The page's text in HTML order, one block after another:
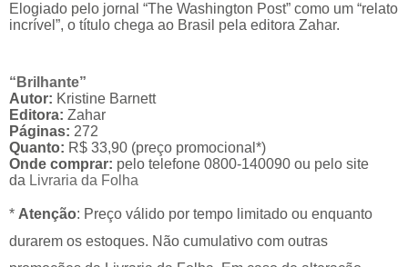
Elogiado pelo jornal “The Washington Post” como um “relato
incrível”, o título chega ao Brasil pela editora Zahar.
“Brilhante”
Autor: Kristine Barnett
Editora: Zahar
Páginas: 272
Quanto: R$ 33,90 (preço promocional*)
Onde comprar: pelo telefone 0800-140090 ou pelo site
da Livraria da Folha
* Atenção: Preço válido por tempo limitado ou enquanto
durarem os estoques. Não cumulativo com outras